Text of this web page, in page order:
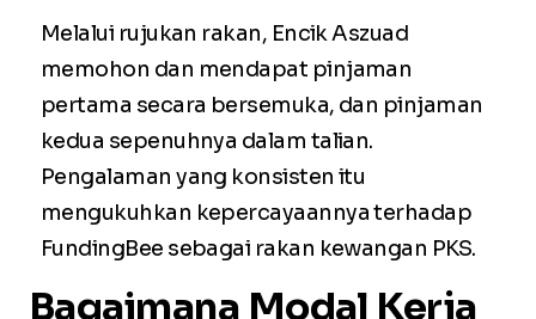
Melalui rujukan rakan, Encik Aszuad
memohon dan mendapat pinjaman
pertama secara bersemuka, dan pinjaman
kedua sepenuhnya dalam talian.
Pengalaman yang konsisten itu
mengukuhkan kepercayaannya terhadap
FundingBee sebagai rakan kewangan PKS.
Bagaimana Modal Kerja